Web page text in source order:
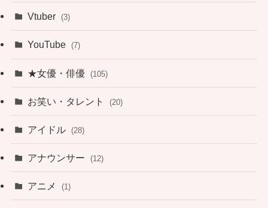
Vtuber (3)
YouTube (7)
★女優・俳優 (105)
お笑い・タレント (20)
アイドル (28)
アナウンサー (12)
アニメ (1)